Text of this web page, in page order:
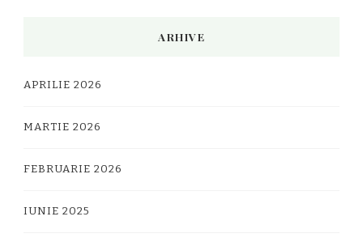
ARHIVE
APRILIE 2026
MARTIE 2026
FEBRUARIE 2026
IUNIE 2025